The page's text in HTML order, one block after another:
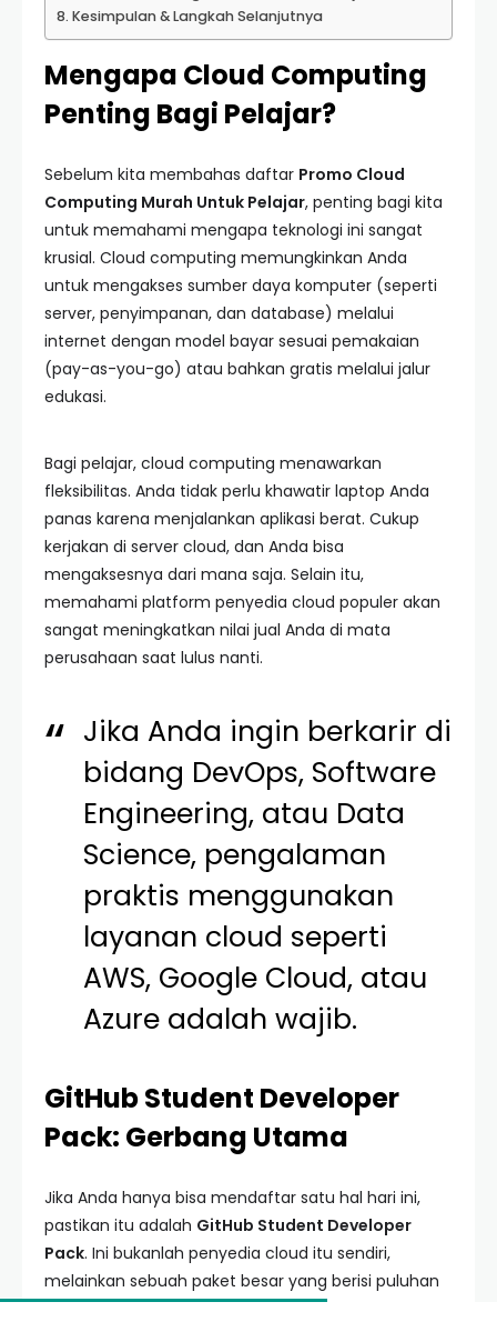
Kesimpulan & Langkah Selanjutnya
Mengapa Cloud Computing
Penting Bagi Pelajar?
Sebelum kita membahas daftar Promo Cloud
Computing Murah Untuk Pelajar, penting bagi kita
untuk memahami mengapa teknologi ini sangat
krusial. Cloud computing memungkinkan Anda
untuk mengakses sumber daya komputer (seperti
server, penyimpanan, dan database) melalui
internet dengan model bayar sesuai pemakaian
(pay-as-you-go) atau bahkan gratis melalui jalur
edukasi.
Bagi pelajar, cloud computing menawarkan
fleksibilitas. Anda tidak perlu khawatir laptop Anda
panas karena menjalankan aplikasi berat. Cukup
kerjakan di server cloud, dan Anda bisa
mengaksesnya dari mana saja. Selain itu,
memahami platform penyedia cloud populer akan
sangat meningkatkan nilai jual Anda di mata
perusahaan saat lulus nanti.
Jika Anda ingin berkarir di
bidang DevOps, Software
Engineering, atau Data
Science, pengalaman
praktis menggunakan
layanan cloud seperti
AWS, Google Cloud, atau
Azure adalah wajib.
GitHub Student Developer
Pack: Gerbang Utama
Jika Anda hanya bisa mendaftar satu hal hari ini,
pastikan itu adalah GitHub Student Developer
Pack. Ini bukanlah penyedia cloud itu sendiri,
melainkan sebuah paket besar yang berisi puluhan
penawaran dari berbagai provider teknologi di